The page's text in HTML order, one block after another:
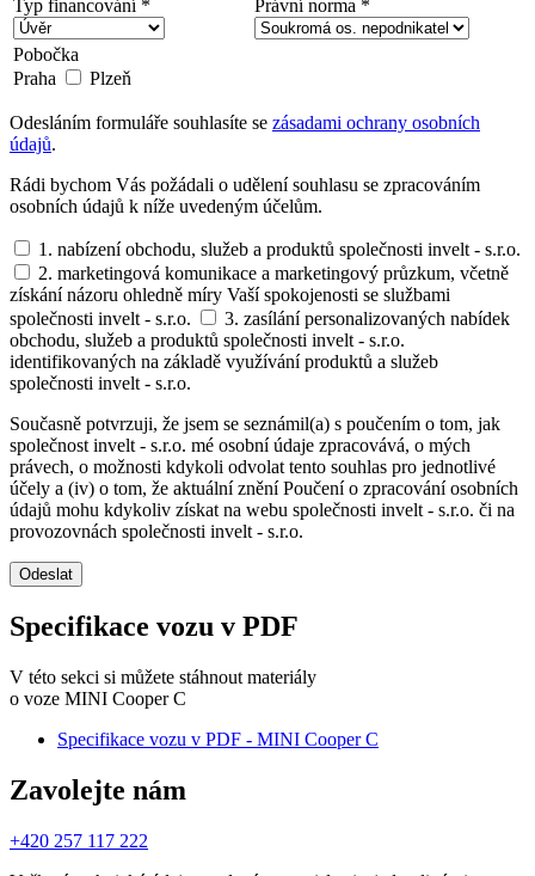
Typ financování * Právní norma *
Pobočka
Praha
Plzeň
Odesláním formuláře souhlasíte se zásadami ochrany osobních
údajů.
Rádi bychom Vás požádali o udělení souhlasu se zpracováním
osobních údajů k níže uvedeným účelům.
1. nabízení obchodu, služeb a produktů společnosti invelt - s.r.o.
2. marketingová komunikace a marketingový průzkum, včetně
získání názoru ohledně míry Vaší spokojenosti se službami
společnosti invelt - s.r.o.
3. zasílání personalizovaných nabídek
obchodu, služeb a produktů společnosti invelt - s.r.o.
identifikovaných na základě využívání produktů a služeb
společnosti invelt - s.r.o.
Současně potvrzuji, že jsem se seznámil(a) s poučením o tom, jak
společnost invelt - s.r.o. mé osobní údaje zpracovává, o mých
právech, o možnosti kdykoli odvolat tento souhlas pro jednotlivé
účely a (iv) o tom, že aktuální znění Poučení o zpracování osobních
údajů mohu kdykoliv získat na webu společnosti invelt - s.r.o. či na
provozovnách společnosti invelt - s.r.o.
Odeslat
Specifikace vozu v PDF
V této sekci si můžete stáhnout materiály
o voze MINI Cooper C
Specifikace vozu v PDF - MINI Cooper C
Zavolejte nám
+420 257 117 222